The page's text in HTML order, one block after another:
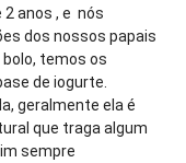
anos , e nós
dos nossos papais
temos os
de iogurte.
geralmente ela é
que traga algum
sempre